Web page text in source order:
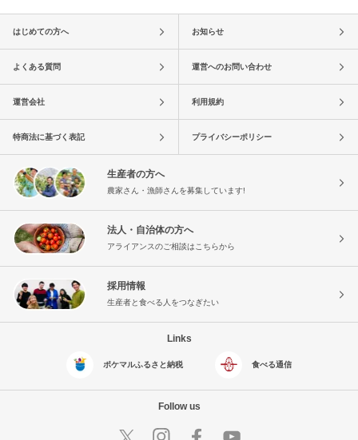
はじめての方へ お知らせ
よくある質問 運営へのお問い合わせ
運営会社 利用規約
特商法に基づく表記 プライバシーポリシー
生産者の方へ
農家さん・漁師さんを募集しています!
法人・自治体の方へ
アライアンスのご相談はこちらから
採用情報
生産者と食べる人をつなぎたい
Links
ポケマルふるさと納税 食べる通信
Follow us